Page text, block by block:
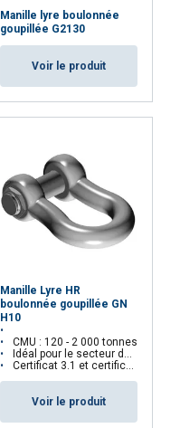
Manille lyre boulonnée
goupillée G2130
Voir le produit
Manille Lyre HR
boulonnée goupillée GN
H10
CMU : 120 - 2 000 tonnes
Idéal pour le secteur de l'Offshore
Certificat 3.1 et certificat d'essai uniquement sur demande
Voir le produit